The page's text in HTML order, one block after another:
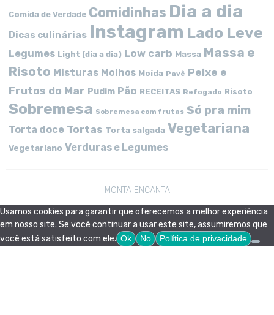
Comida de Verdade Comidinhas Dia a dia
Dicas culinárias Instagram Lado Leve
Legumes Light (dia a dia) Low carb Massa Massa e
Risoto Misturas Molhos Moída Pavê Peixe e
Frutos do Mar Pudim Pão RECEITAS Refogado Risoto
Sobremesa Sobremesa com frutas Só pra mim
Torta doce Tortas Torta salgada Vegetariana
Vegetariano Verduras e Legumes
MONTA ENCANTA
Usamos cookies para garantir que oferecemos a melhor experiência
em nosso site. Se você continuar a usar este site, assumiremos que
você está satisfeito com ele. Ok No Política de privacidade